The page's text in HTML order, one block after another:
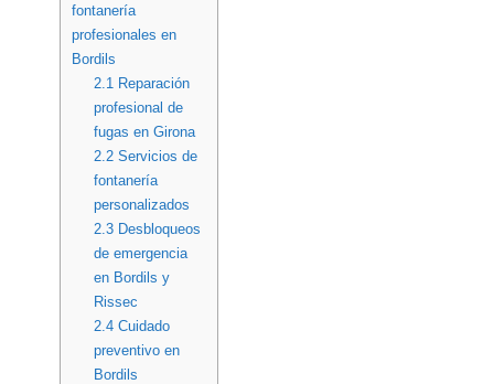
fontanería
profesionales en
Bordils
2.1 Reparación
profesional de
fugas en Girona
2.2Servicios de
fontanería
personalizados
2.3Desbloqueos
de emergencia
en Bordils y
Rissec
2.4Cuidado
preventivo en
Bordils